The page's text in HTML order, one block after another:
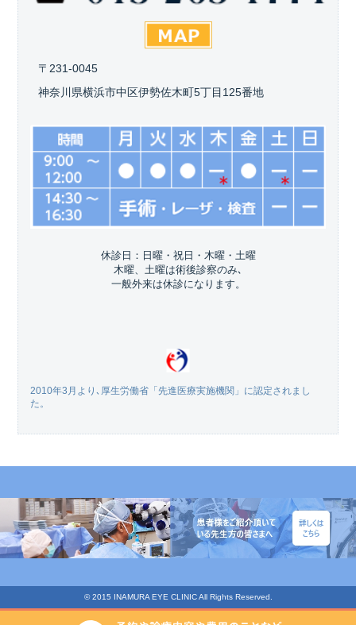
〒231-0045
神奈川県横浜市中区伊勢佐木町5丁目125番地
休診日：日曜・祝日・木曜・土曜
木曜、土曜は術後診察のみ､
一般外来は休診になります。
2010年3月より､厚生労働省「先進医療実施機関」に認定されまし
た。
© 2015 INAMURA EYE CLINIC All Rights Reserved.